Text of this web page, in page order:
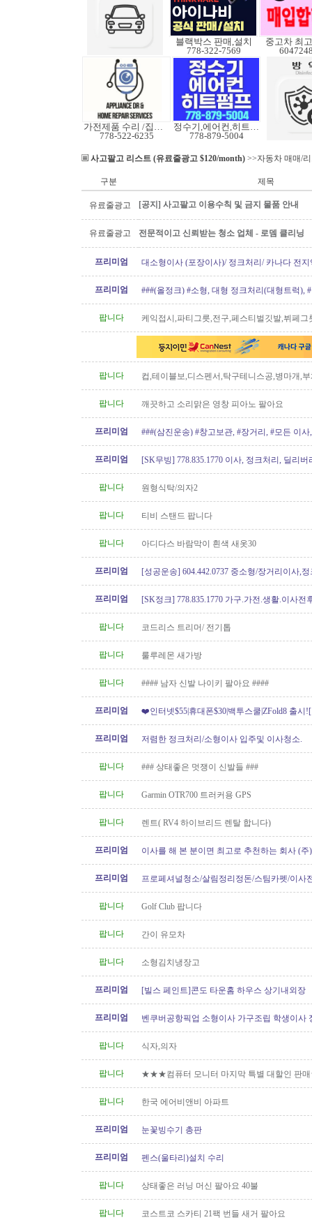
블랙박스 판매,설치
778-322-7569
중고차 최
가전제품 수리 /집수리
778-522-6235
정수기,에어컨,히트펌프
778-879-5004
사고팔고 리스트 (유료줄광고 $120/month) >>자동차 매매/
구분 제목
유료줄광고 [공지] 사고팔고 이용수칙 및 금지 물품 안내
유료줄광고 전문적이고 신뢰받는 청소 업체 - 로뎀 클리닝
프리미엄
대소형이사 (포장이사)/ 정크처리/ 카나다 전
프리미엄
###(올정크) #소형, 대형 정크처리(대형트럭),
팝니다
케익접시,파티그릇,전구,페스티벌깃발,뷔페그
팝니다
컵,테이블보,디스펜서,탁구테니스공,병마개,
팝니다
깨끗하고 소리맑은 영창 피아노 팔아요
프리미엄 ###(삼진운송) #창고보관, #장거리, #모든 이사
프리미엄 [SK무빙] 778.835.1770 이사, 정크처리, 딜리버
팝니다 원형식탁/의자2
팝니다 티비 스탠드 팝니다
팝니다 아디다스 바람막이 흰색 새옷30
프리미엄
[성공운송] 604.442.0737 중소형/장거리이사,
프리미엄
[SK정크] 778.835.1770 가구.가전.생활.이사전
팝니다 코드리스 트리머/ 전기톱
팝니다 룰루레몬 새가방
팝니다 #### 남자 신발 나이키 팔아요 ####
프리미엄
❤️인터넷$55|휴대폰$30|백투스쿨|ZFold8 출시
프리미엄
저렴한 정크처리/소형이사 입주및 이사청소.
팝니다 ### 상태좋은 멋쟁이 신발들 ###
팝니다 Garmin OTR700 트러커용 GPS
팝니다 렌트( RV4 하이브리드 렌탈 합니다)
프리미엄
이사를 해 본 분이면 최고로 추천하는 회사 (주
프리미엄
프로페셔널청소/살림정리정돈/스팀카펫/이사
팝니다
Golf Club 팝니다
팝니다 간이 유모차
팝니다 소형김치냉장고
프리미엄 [빌스 페인트]콘도 타운홈 하우스 상기내외장
프리미엄
벤쿠버공항픽업 소형이사 가구조립 학생이사
팝니다
식자,의자
팝니다 ★★★컴퓨터 모니터 마지막 특별 대할인
팝니다 한국 에어비앤비 아파트
프리미엄 눈꽃빙수기 총판
프리미엄 펜스(울타리)설치 수리
팝니다 상태좋은 러닝 머신 팔아요 40불
팝니다 코스트코 스카티 21팩 번들 새거 팔아요